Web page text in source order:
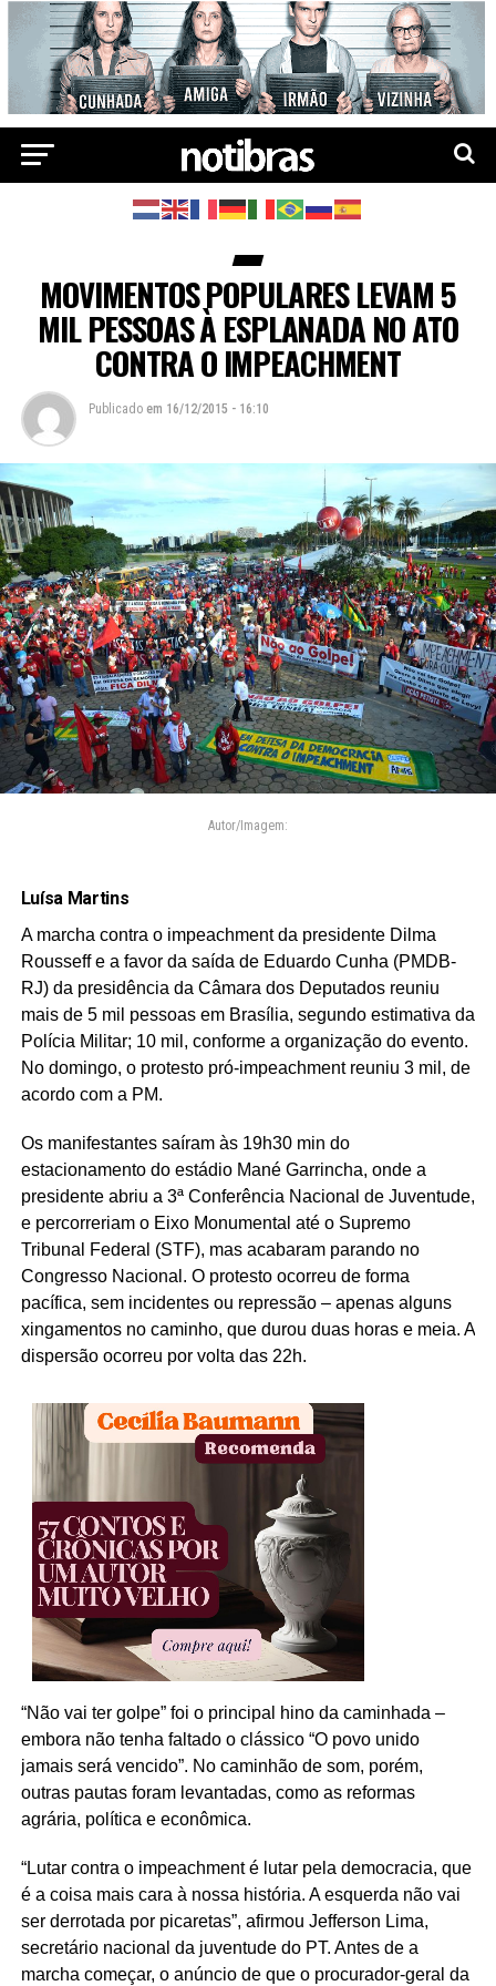
MOVIMENTOS POPULARES LEVAM 5
MIL PESSOAS À ESPLANADA NO ATO
CONTRA O IMPEACHMENT
Publicado em 16/12/2015 - 16:10
Autor/Imagem:
Luísa Martins
A marcha contra o impeachment da presidente Dilma
Rousseff e a favor da saída de Eduardo Cunha (PMDB-
RJ) da presidência da Câmara dos Deputados reuniu
mais de 5 mil pessoas em Brasília, segundo estimativa da
Polícia Militar; 10 mil, conforme a organização do evento.
No domingo, o protesto pró-impeachment reuniu 3 mil, de
acordo com a PM.
Os manifestantes saíram às 19h30 min do
estacionamento do estádio Mané Garrincha, onde a
presidente abriu a 3ª Conferência Nacional de Juventude,
e percorreriam o Eixo Monumental até o Supremo
Tribunal Federal (STF), mas acabaram parando no
Congresso Nacional. O protesto ocorreu de forma
pacífica, sem incidentes ou repressão – apenas alguns
xingamentos no caminho, que durou duas horas e meia. A
dispersão ocorreu por volta das 22h.
“Não vai ter golpe” foi o principal hino da caminhada –
embora não tenha faltado o clássico “O povo unido
jamais será vencido”. No caminhão de som, porém,
outras pautas foram levantadas, como as reformas
agrária, política e econômica.
“Lutar contra o impeachment é lutar pela democracia, que
é a coisa mais cara à nossa história. A esquerda não vai
ser derrotada por picaretas”, afirmou Jefferson Lima,
secretário nacional da juventude do PT. Antes de a
marcha começar, o anúncio de que o procurador-geral da